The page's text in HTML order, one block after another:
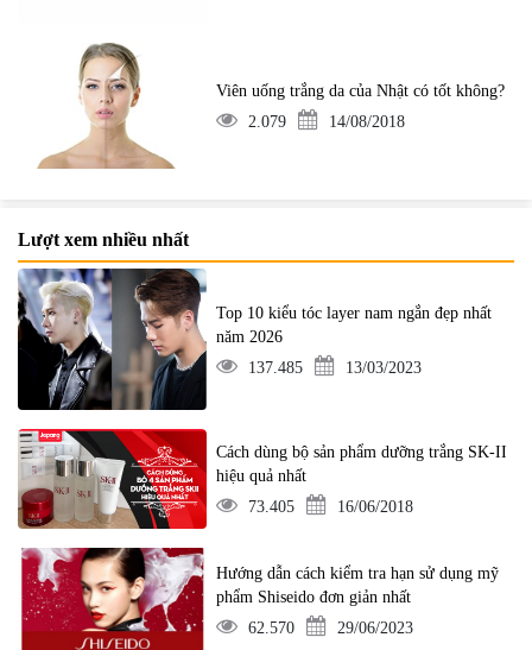
Viên uống trắng da của Nhật có tốt không?
2.079
14/08/2018
Lượt xem nhiều nhất
Top 10 kiểu tóc layer nam ngắn đẹp nhất
năm 2026
137.485
13/03/2023
Cách dùng bộ sản phẩm dưỡng trắng SK-II
hiệu quả nhất
73.405
16/06/2018
Hướng dẫn cách kiểm tra hạn sử dụng mỹ
phẩm Shiseido đơn giản nhất
62.570
29/06/2023